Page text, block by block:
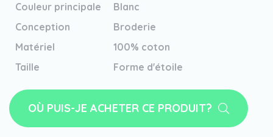
Couleur principale
Blanc
Conception
Broderie
Matériel
100% coton
Taille
Forme d'étoile
OÙ PUIS-JE ACHETER CE PRODUIT?